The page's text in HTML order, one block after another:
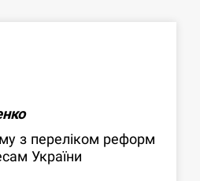
з переліком реформ
України